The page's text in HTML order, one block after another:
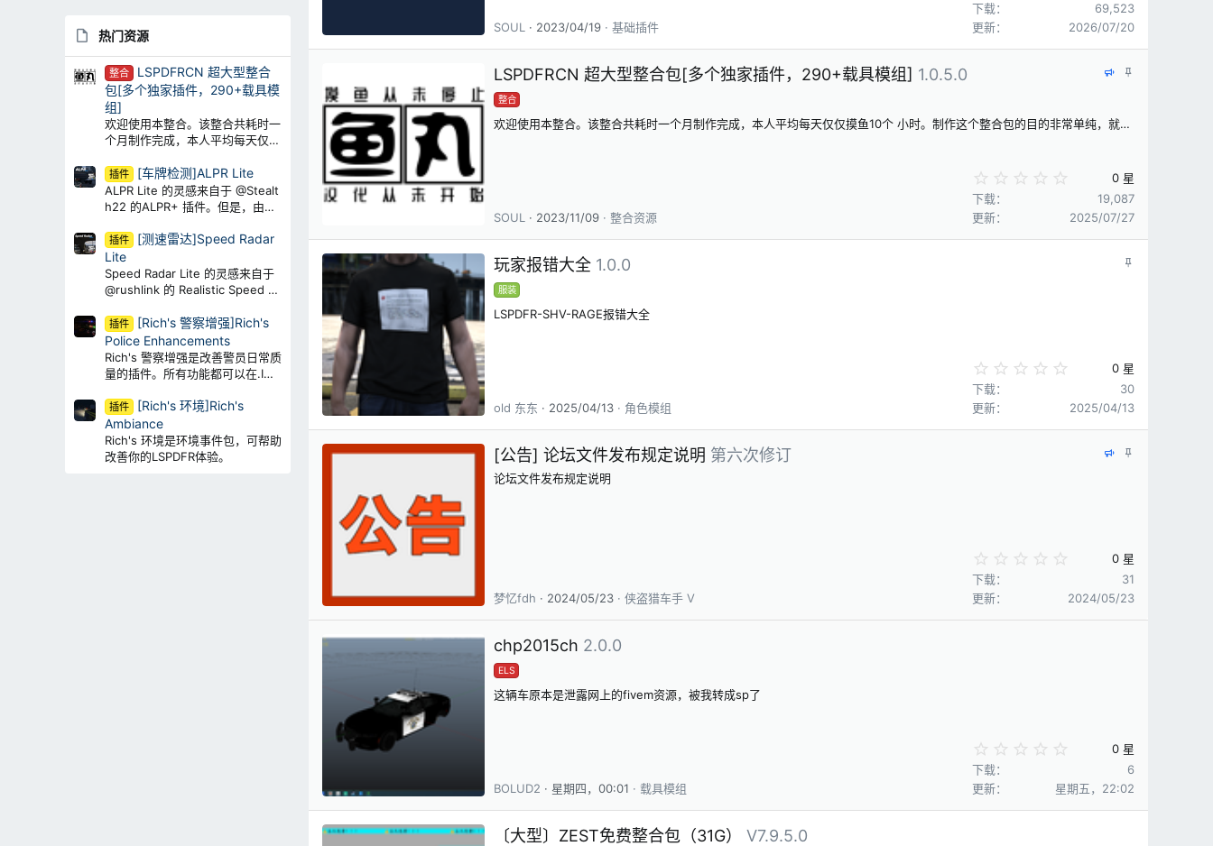
热门资源
整合
LSPDFRCN 超大型整合
包[多个独家插件，290+载具模
组]
欢迎使用本整合。该整合共耗时一
个月制作完成，本人平均每天仅仅
的目的非常单纯，就是为了“圈
钱”，所以整合包内包含了 大量需
要密钥的插件。如果您更喜欢白嫖
插件 [车牌检测]ALPR Lite
ALPR Lite 的灵感来自于 @Stealt
h22 的ALPR+ 插件。但是，由于
FR 开发新的 ALPR 插件。
插件
[测速雷达]Speed Radar
Lite
Speed Radar Lite 的灵感来自于
@rushlink 的 Realistic Speed Ra
题，作者决定为 LSPDFR 开发新
的 ALPR 插件。
插件
[Rich's 警察增强]Rich's
Police Enhancements
Rich's 警察增强是改善警员日常质
量的插件。所有功能都可以在.INI
行绝对使用（或不使用）任意功
能。
插件
[Rich's 环境]Rich's
Ambiance
Rich's 环境是环境事件包，可帮助
改善你的LSPDFR体验。
SOUL 2023/04/19 基础插件
0
0
星
下载
69,523
更新
2026/07/20
特
LSPDFRCN 超大型整合包[多个独家插件，290+载具模组] 1.0.5.0
整合
SOUL 2023/11/09 整合资源
欢迎使用本整合。该整合共耗时一个月制作完成，本人平均每天仅仅摸鱼10个 小时。制作这个整合包的目的非常单纯，就是为了“圈钱”，所以整合包内包含了 大量需要密钥的插件。如果您更喜欢白嫖的话，您现在就可以
0
0
星
0 星
下载
19,087
更新
2025/07/27
玩家报错大全 1.0.0
服装
old 东东 2025/04/13 角色模组
LSPDFR-SHV-RAGE报错大全
0
0
星
0 星
下载
30
更新
2025/04/13
特
[公告] 论坛文件发布规定说明 第六次修订
梦忆fdh 2024/05/23 侠盗猎车手 V
论坛文件发布规定说明
0
0
星
0 星
下载
31
更新
2024/05/23
chp2015ch 2.0.0
ELS
BOLUD2 星期四，00:01 载具模组
这辆车原本是泄露网上的fivem资源，被我转成sp了
0
0
星
0 星
下载
6
更新
星期五，22:02
〔大型〕ZEST免费整合包（31G） V7.9.5.0